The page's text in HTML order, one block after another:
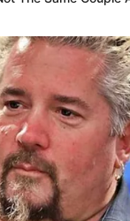
instagram/
ulang tahunnya